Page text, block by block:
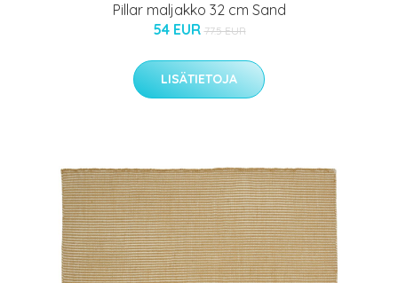
Pillar maljakko 32 cm Sand
54 EUR 77.5 EUR
LISÄTIETOJA